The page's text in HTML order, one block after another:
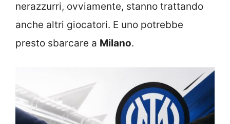
nerazzurri, ovviamente, stanno trattando
anche altri giocatori. E uno potrebbe
presto sbarcare a Milano.